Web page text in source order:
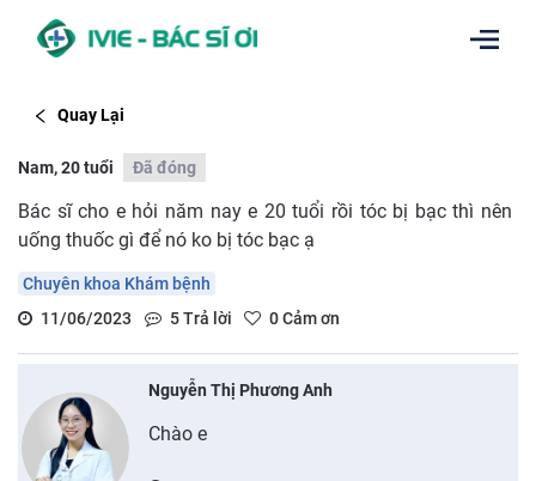
Quay Lại
Nam, 20 tuổi Đã đóng
Bác sĩ cho e hỏi năm nay e 20 tuổi rồi tóc bị bạc thì nên
uống thuốc gì để nó ko bị tóc bạc ạ
Chuyên khoa Khám bệnh
11/06/2023
5Trả lời 0Cảm ơn
Nguyễn Thị Phương Anh
Chào e